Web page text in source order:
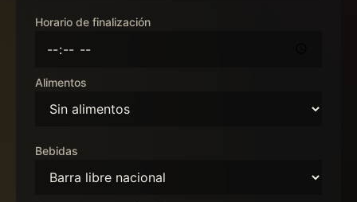
Horario de finalización
Alimentos
Bebidas